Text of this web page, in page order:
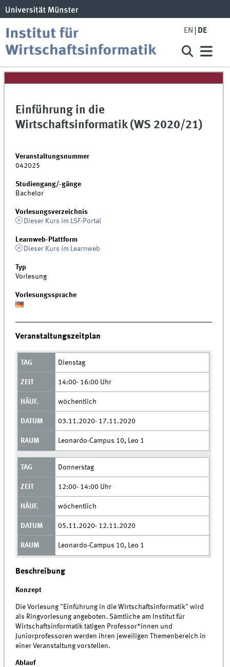
EN DE
Einführung in die
Wirtschaftsinformatik (WS 2020/21)
Veranstaltungsnummer
042025
Studiengang/-gänge
Bachelor
Vorlesungsverzeichnis
Dieser Kurs im LSF-Portal
Learnweb-Plattform
Dieser Kurs im Learnweb
Typ
Vorlesung
Vorlesungssprache
Veranstaltungszeitplan
Dienstag
14:00- 16:00 Uhr
wöchentlich
03.11.2020- 17.11.2020
Leonardo-Campus 10, Leo 1
Donnerstag
12:00- 14:00 Uhr
wöchentlich
05.11.2020- 12.11.2020
Leonardo-Campus 10, Leo 1
Beschreibung
Konzept
Die Vorlesung "Einführung in die Wirtschaftsinformatik" wird
als Ringvorlesung angeboten. Sämtliche am Institut für
Wirtschaftsinformatik tätigen Professor*innen und
Juniorprofessoren werden ihren jeweiligen Themenbereich in
einer Veranstaltung vorstellen.
Ablauf